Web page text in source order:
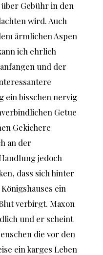
Gebühr in den
wird. Auch
ärmlichen Aspen
ich ehrlich
und der
ein bisschen nervig
Getue
Gekichere
an der
jedoch
dass sich hinter
ein
verbirgt. Maxon
und er scheint
die vor den
ein karges Leben